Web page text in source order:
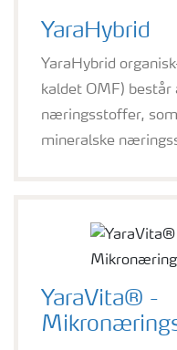
YaraHybrid
YaraHybrid
kaldet OMF) består
næringsstoffer,
mineralske
YaraVita® -